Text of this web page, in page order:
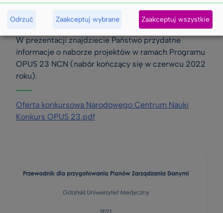
W prezentacji znajdziecie Państwo przydatne
informacje o naborze projektów w ramach Programu
OPUS 23 NCN (nabór kończący się w czerwcu 2022
roku).
Oferta konkursowa Narodowego Centrum Nauki
Konkurs OPUS 23.pdf
Odrzuć Zaakceptuj wybrane Zaakceptuj wszystkie